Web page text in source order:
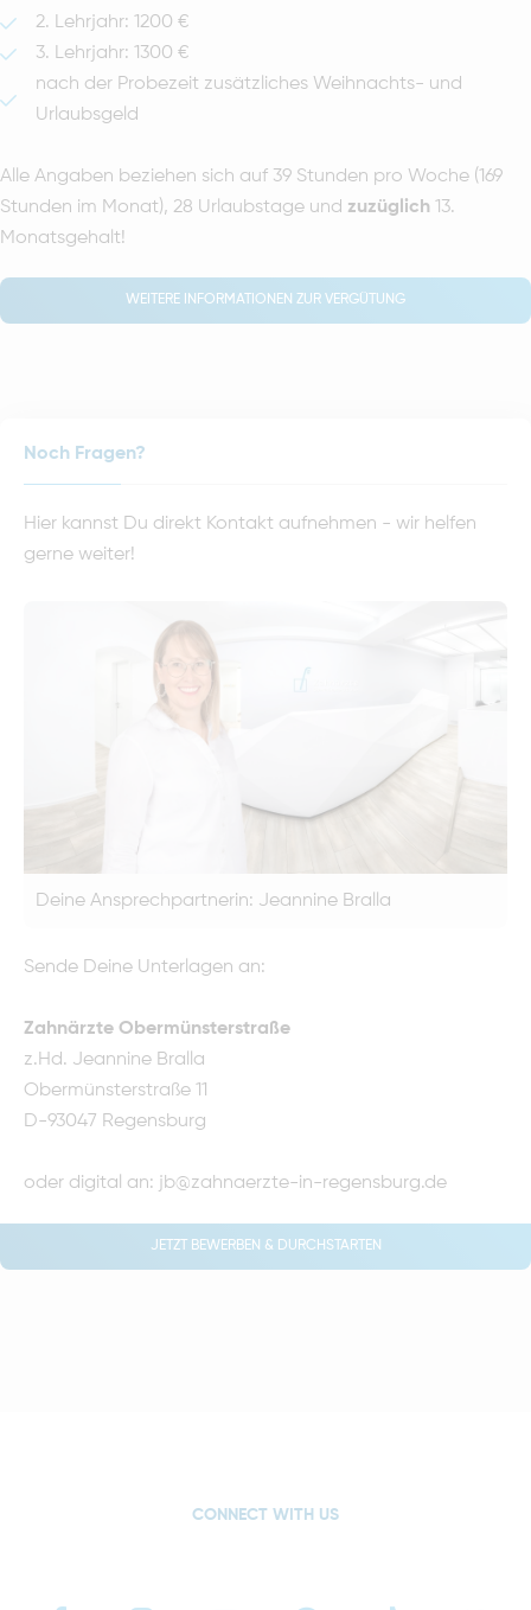
2. Lehrjahr: 1200 €
3. Lehrjahr: 1300 €
nach der Probezeit zusätzliches Weihnachts- und
Urlaubsgeld
Alle Angaben beziehen sich auf 39 Stunden pro Woche (169
Stunden im Monat), 28 Urlaubstage und zuzüglich 13.
Monatsgehalt!
WEITERE INFORMATIONEN ZUR VERGÜTUNG
Noch Fragen?
Hier kannst Du direkt Kontakt aufnehmen - wir helfen
gerne weiter!
Deine Ansprechpartnerin: Jeannine Bralla
Sende Deine Unterlagen an:
Zahnärzte Obermünsterstraße
z.Hd. Jeannine Bralla
Obermünsterstraße 11
D-93047 Regensburg
oder digital an: jb@zahnaerzte-in-regensburg.de
JETZT BEWERBEN & DURCHSTARTEN
CONNECT WITH US